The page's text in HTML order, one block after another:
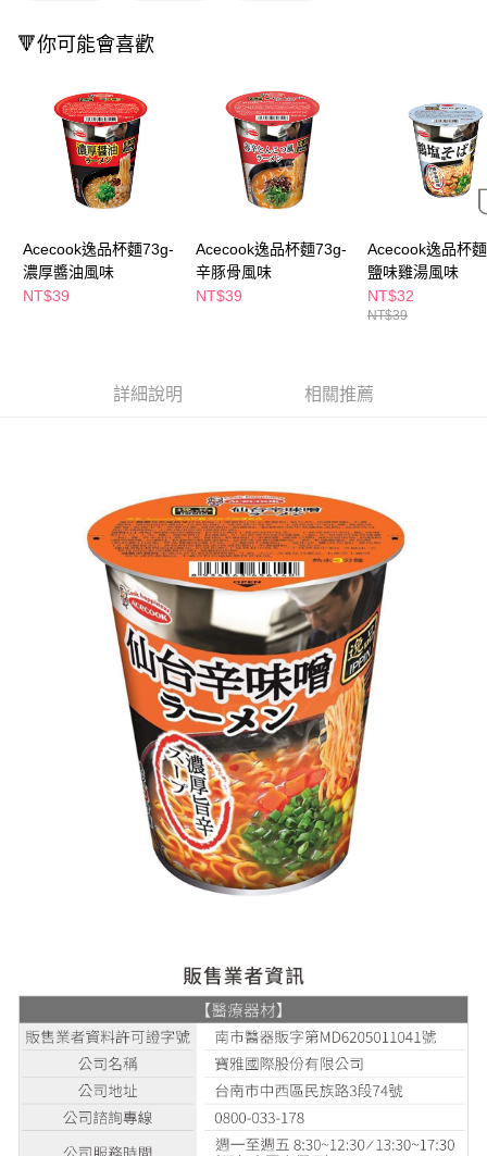
２．便利：只要手機號碼，簡訊認證，即可結帳。
３．安心：先確認商品／服務後，再付款。
【「AFTEE先享後付」結帳流程】
１．於結帳方式選擇「AFTEE先享後付」後，將跳轉至「AFTEE先享後付」
結帳頁面，進行簡訊認證並確認金額後，即可完成結帳。
２．訂單成立數日內，您將收到繳費通知簡訊。
３．收到繳費通知簡訊後14天內，點擊此簡訊中的連結，可透過四大超商／
ATM／網路銀行／等多元方式進行付款，方視為交易完成。
※ 請注意：結帳手續完成當下不需立刻繳費，但若您需要取消訂單，請聯絡
後付繳納相關費用。
※ 交易是否成功請以「AFTEE先享後付 」之結帳頁面顯示為準，若有關於
客戶支援中心」
https://netprotections.freshdesk.com/support/home
易，需依本服務之必要範圍內提供個人資料，並將交易相關給付款項請求債
權轉讓予恩沛科技股份有限公司。
４．使用「AFTEE先享後付」時，將依據個別帳號之用戶狀況，依本公司即
時審查核予不同之上限額度；若仍有額度不足之情形，本公司將視審查結果
請求用戶進行身份認證。
５．嚴禁一人註冊多個帳號或使用他人資訊註冊。若發現惡意使用之情形，
恩沛科技股份有限公司將有權停止該用戶之使用額度並採取法律行動。
全家取貨付款
每筆NT$65，滿NT$390(含以上)免運費
付款後全家取貨
每筆NT$65，滿NT$390(含以上)免運費
萊爾富取貨付款
付款後萊爾富取貨
每筆NT$65，滿NT$490(含以上)免運費
付款後7-11取貨
每筆NT$100，滿NT$790(含以上)免運費
付款後寶雅門市自取(由倉庫統一出貨)
每筆NT$80，滿NT$290(含以上)免運費
🔻你可能會喜歡
Acecook逸品杯麵73g-
濃厚醬油風味
NT$39
Acecook逸品杯麵73g-
辛豚骨風味
NT$39
Acecook逸品杯
鹽味雞湯風味
NT$32
NT$39
詳細說明 相關推薦